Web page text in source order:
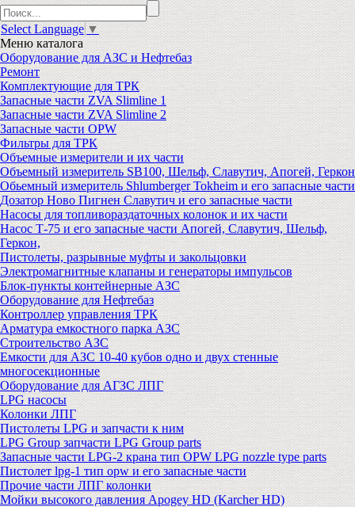
Select Language ▼
Менюкаталога
Оборудование для АЗС и Нефтебаз
Ремонт
Комплектующие для ТРК
Запасные части ZVA Slimline 1
Запасные части ZVA Slimline 2
Запасные части OPW
Фильтры для ТРК
Объемные измерители и их части
Объемный измеритель SB100, Шельф, Славутич, Апогей, Геркон
Обьемный измеритель Shlumberger Tokheim и его запасные части
Дозатор Ново Пигнен Славутич и его запасные части
Насосы для топливораздаточных колонок и их части
Насос Т-75 и его запасные части Апогей, Славутич, Шельф,
Геркон,
Пистолеты, разрывные муфты и закольцовки
Электромагнитные клапаны и генераторы импульсов
Блок-пункты контейнерные АЗС
Оборудование для Нефтебаз
Контроллер управления ТРК
Арматура емкостного парка АЗС
Строительство АЗС
Емкости для АЗС 10-40 кубов одно и двух стенные
многосекционные
Оборудование для АГЗС ЛПГ
LPG насосы
Колонки ЛПГ
Пистолеты LPG и запчасти к ним
LPG Group запчасти LPG Group parts
Запасные части LPG-2 крана тип OPW LPG nozzle type parts
Пистолет lpg-1 тип opw и его запасные части
Прочие части ЛПГ колонки
Мойки высокого давления Apogey HD (Karcher HD)